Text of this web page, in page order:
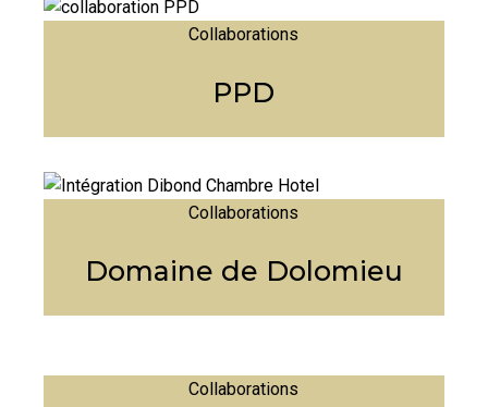
Collaborations
PPD
Collaborations
Domaine de Dolomieu
Collaborations